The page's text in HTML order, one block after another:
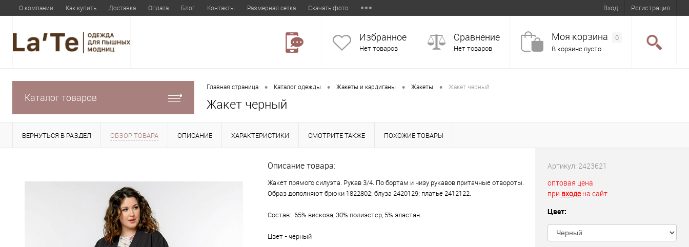
О компании Как купить Доставка Оплата Блог Контакты Размерная сетка Скачать фото Вход Регистрация
Избранное
Нет товаров
Сравнение
Нет товаров
Моя корзина
0
В корзине пусто
Каталог товаров
Главная страница • Каталог одежды • Жакеты и кардиганы • Жакеты • Жакет черный
Жакет черный
ВЕРНУТЬСЯ В РАЗДЕЛ ОБЗОР ТОВАРА ОПИСАНИЕ ХАРАКТЕРИСТИКИ СМОТРИТЕ ТАКЖЕ ПОХОЖИЕ ТОВАРЫ
Описание товара:
Жакет прямого силуэта. Рукав 3/4. По бортам и низу рукавов притачные отвороты.
Образ дополняют брюки 1822802; блуза 2420129; платье 2412122.
Состав: 65% вискоза, 30% полиэстер, 5% эластан.
Цвет - черный
Артикул: 2423621
оптовая цена
при входена сайт
Цвет: